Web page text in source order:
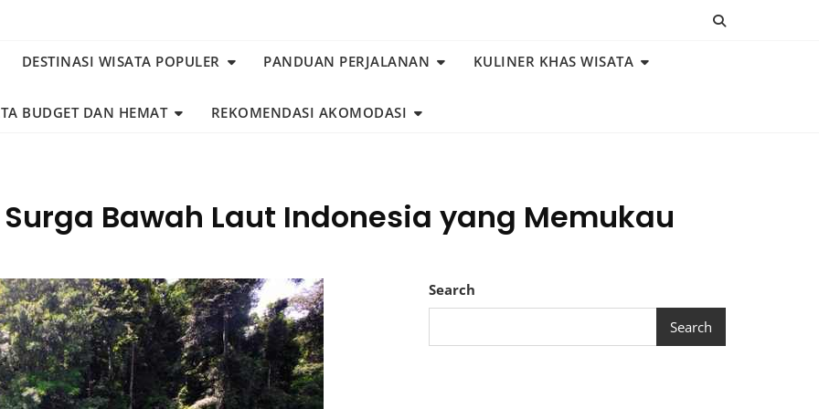
DESTINASI WISATA POPULER PANDUAN PERJALANAN KULINER KHAS WISATA
BUDGET DAN HEMAT REKOMENDASI AKOMODASI
Bawah Laut Indonesia yang Memukau
Search
Search